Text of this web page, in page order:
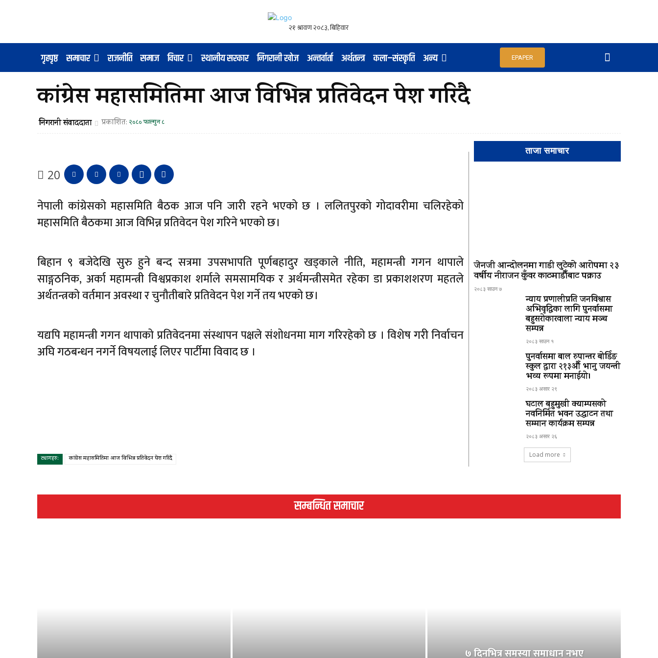
गृहपृष्ठ समाचार राजनीति समाज विचार स्थानीय सरकार निगरानी खोज अन्तर्वार्ता अर्थतन्त्र कला–संस्कृति अन्य EPAPER
कांग्रेस महासमितिमा आज विभिन्न प्रतिवेदन पेश गरिदै
निगरानी संवाददाता प्रकाशित: २०८० फाल्गुन ८
20
नेपाली कांग्रेसको महासमिति बैठक आज पनि जारी रहने भएको छ । ललितपुरको गोदावरीमा चलिरहेको
महासमिति बैठकमा आज विभिन्न प्रतिवेदन पेश गरिने भएको छ।
बिहान ९ बजेदेखि सुरु हुने बन्द सत्रमा उपसभापति पूर्णबहादुर खड्काले नीति, महामन्त्री गगन थापाले
साङ्गठनिक, अर्का महामन्त्री विश्वप्रकाश शर्माले समसामयिक र अर्थमन्त्रीसमेत रहेका डा प्रकाशशरण महतले
अर्थतन्त्रको वर्तमान अवस्था र चुनौतीबारे प्रतिवेदन पेश गर्ने तय भएको छ।
यद्यपि महामन्त्री गगन थापाको प्रतिवेदनमा संस्थापन पक्षले संशोधनमा माग गरिरहेको छ । विशेष गरी निर्वाचन
अघि गठबन्धन नगर्ने विषयलाई लिएर पार्टीमा विवाद छ ।
ट्यागहरु: कांग्रेस महासमितिमा आज विभिन्न प्रतिवेदन पेश गरिदै
ताजा समाचार
जेनजी आन्दोलनमा गाडी लुटेको आरोपमा २३
वर्षीय नीराजन कुँवर काठमाडौँबाट पक्राउ
२०८३ साउन ७
न्याय प्रणालीप्रति जनविश्वास
अभिवृद्धिका लागि पुनर्वासमा
बहुसरोकारवाला न्याय मञ्च
सम्पन्न
२०८३ साउन १
पुनर्वासमा बाल रुपान्तर बोर्डिङ
स्कुल द्धारा २१३औँ भानु जयन्ती
भव्य रूपमा मनाईयो।
२०८३ असार २९
घटाल बहुमुखी क्याम्पसको
नवनिर्मित भवन उद्घाटन तथा
सम्मान कार्यक्रम सम्पन्न
२०८३ असार २६
Load more
सम्बन्धित समाचार
७ दिनभित्र समस्या समाधान नभए